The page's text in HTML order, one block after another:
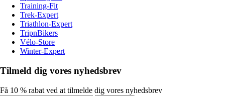
Training-Fit
Trek-Expert
Triathlon-Expert
TripnBikers
Vélo-Store
Winter-Expert
Tilmeld dig vores nyhedsbrev
Få 10 % rabat ved at tilmelde dig vores nyhedsbrev